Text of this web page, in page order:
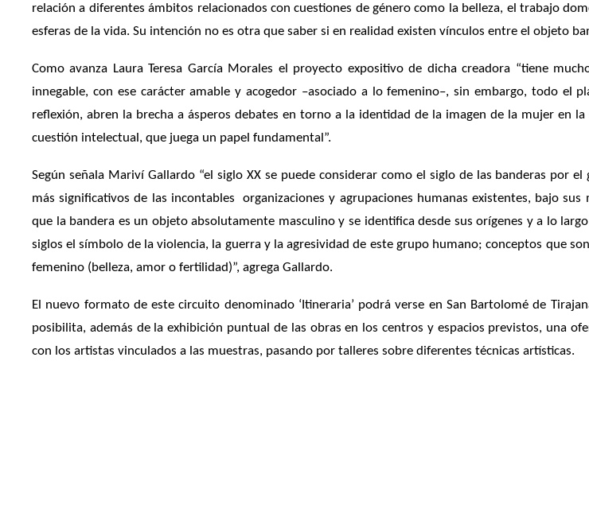
relación a diferentes ámbitos relacionados con cuestiones de género como la belleza, el trabajo
esferas de la vida. Su intención no es otra que saber si en realidad existen vínculos entre el objeto
Como avanza Laura Teresa García Morales el proyecto expositivo de dicha creadora “tiene
innegable, con ese carácter amable y acogedor –asociado a lo femenino–, sin embargo, todo
reflexión, abren la brecha a ásperos debates en torno a la identidad de la imagen de la mujer en
cuestión intelectual, que juega un papel fundamental”.
Según señala Mariví Gallardo “el siglo XX se puede considerar como el siglo de las banderas por
más significativos de las incontables organizaciones y agrupaciones humanas existentes, bajo
que la bandera es un objeto absolutamente masculino y se identifica desde sus orígenes y a lo
siglos el símbolo de la violencia, la guerra y la agresividad de este grupo humano; conceptos que
femenino (belleza, amor o fertilidad)”, agrega Gallardo.
El nuevo formato de este circuito denominado ‘Itineraria’ podrá verse en San Bartolomé de
posibilita, además de la exhibición puntual de las obras en los centros y espacios previstos, una
con los artistas vinculados a las muestras, pasando por talleres sobre diferentes técnicas artísticas.